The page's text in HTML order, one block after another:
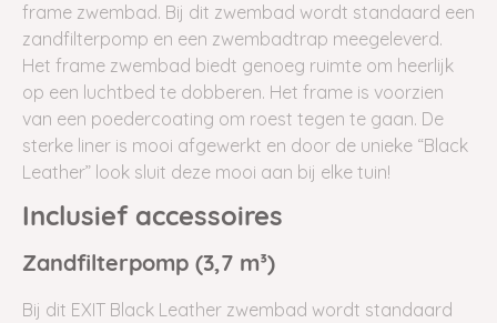
frame zwembad. Bij dit zwembad wordt standaard een
zandfilterpomp en een zwembadtrap meegeleverd.
Het frame zwembad biedt genoeg ruimte om heerlijk
op een luchtbed te dobberen. Het frame is voorzien
van een poedercoating om roest tegen te gaan. De
sterke liner is mooi afgewerkt en door de unieke “Black
Leather” look sluit deze mooi aan bij elke tuin!
Inclusief accessoires
Zandfilterpomp (3,7 m³)
Bij dit EXIT Black Leather zwembad wordt standaard